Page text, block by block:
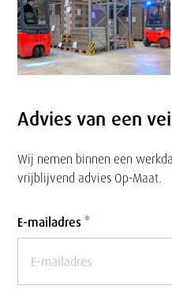
Advies van een
Wij nemen binnen een
vrijblijvend advies Op-Maat.
Formulier
E-mailadres *